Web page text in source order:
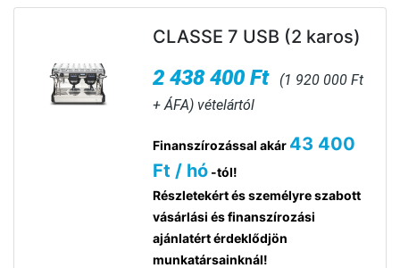
CLASSE 7 USB (2 karos)
2 438 400 Ft
(1 920 000 Ft
+ ÁFA) vételártól
Finanszírozással akár 43 400
Ft / hó -tól!
Részletekért és személyre szabott
vásárlási és finanszírozási
ajánlatért érdeklődjön
munkatársainknál!